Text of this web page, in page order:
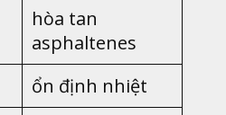
hòa tan
asphaltenes
ổn định nhiệt